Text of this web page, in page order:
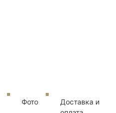
Фото
Доставка и